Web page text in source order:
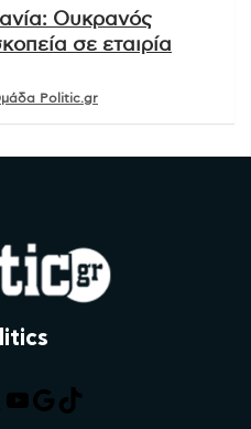
Ουκρανός
σε εταιρία
Politic.gr
YouTube
Google
TikTok